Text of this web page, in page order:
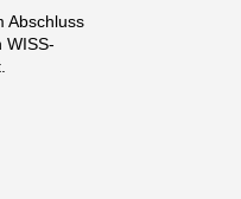
Abschluss
WISS-